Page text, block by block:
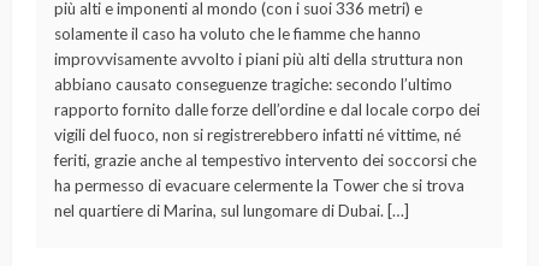
più alti e imponenti al mondo (con i suoi 336 metri) e
solamente il caso ha voluto che le fiamme che hanno
improvvisamente avvolto i piani più alti della struttura non
abbiano causato conseguenze tragiche: secondo l’ultimo
rapporto fornito dalle forze dell’ordine e dal locale corpo dei
vigili del fuoco, non si registrerebbero infatti né vittime, né
feriti, grazie anche al tempestivo intervento dei soccorsi che
ha permesso di evacuare celermente la Tower che si trova
nel quartiere di Marina, sul lungomare di Dubai. […]